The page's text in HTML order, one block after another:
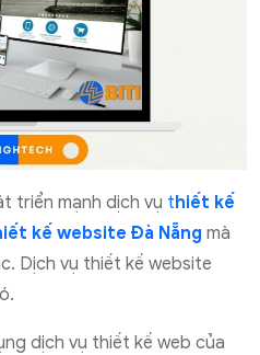
triển mạnh dịch vụ thiết kế
kế website Đà Nẵng mà
Dịch vụ thiết kế website
dịch vụ thiết kế web của